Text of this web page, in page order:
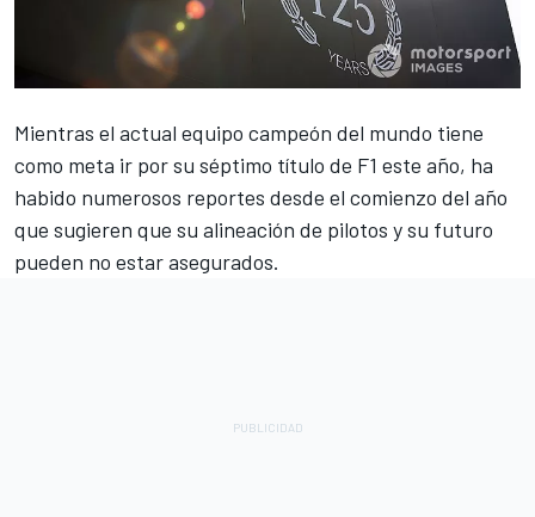
Mientras el actual equipo campeón del mundo tiene
como meta ir por su séptimo título de F1 este año, ha
habido numerosos reportes desde el comienzo del año
que sugieren que su alineación de pilotos y su futuro
pueden no estar asegurados.